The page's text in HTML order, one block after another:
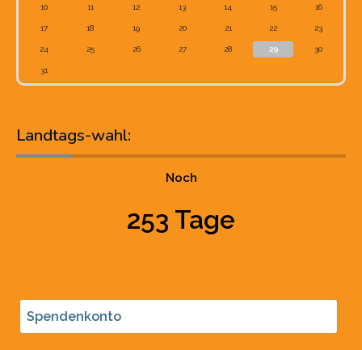
10 11 12 13 14 15 16
17 18 19 20 21 22 23
24 25 26 27 28 29 30
31
Landtags-wahl:
Noch
253 Tage
Spendenkonto